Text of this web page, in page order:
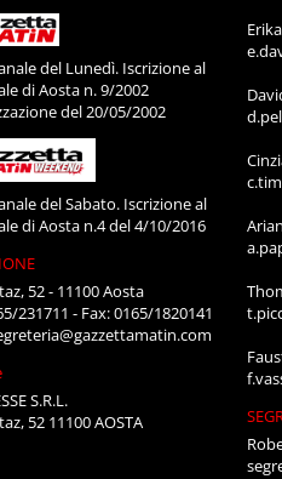
del Lunedì. Iscrizione al
di Aosta n. 9/2002
del 20/05/2002
del Sabato. Iscrizione al
di Aosta n.4 del 4/10/2016
52 - 11100 Aosta
231711 - Fax: 0165/1820141
S.R.L.
52 11100 AOSTA